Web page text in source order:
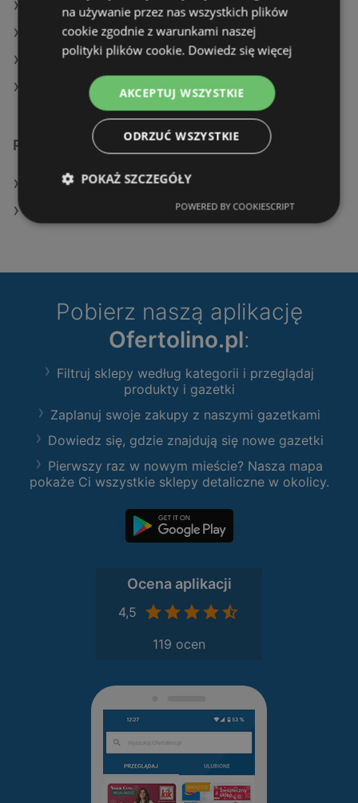
Oferty TEDi
Oferty Pepco
Aktualne gazetki Pepco
Aktualne gazetki TEDi
Podobne sklepy detaliczne
Oferty TEDi
Pobierz naszą aplikację
Ofertolino.pl:
Filtruj sklepy według kategorii i przeglądaj
produkty i gazetki
Zaplanuj swoje zakupy z naszymi gazetkami
Dowiedz się, gdzie znajdują się nowe gazetki
Pierwszy raz w nowym mieście? Nasza mapa
pokaże Ci wszystkie sklepy detaliczne w okolicy.
Ocena aplikacji
4,5
119 ocen
na używanie przez nas wszystkich plików
cookie zgodnie z warunkami naszej
polityki plików cookie. Dowiedz się więcej
AKCEPTUJ WSZYSTKIE
ODRZUĆ WSZYSTKIE
POKAŻ SZCZEGÓŁY
POWERED BY COOKIESCRIPT